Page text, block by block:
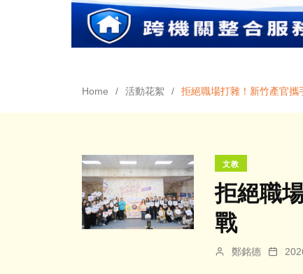
Home 活動花絮 拒絕職場打雜！新竹產官
文教
拒絕職
戰
鄭銘德